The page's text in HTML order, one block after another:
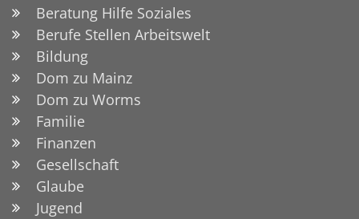
Beratung Hilfe Soziales
Berufe Stellen Arbeitswelt
Bildung
Dom zu Mainz
Dom zu Worms
Familie
Finanzen
Gesellschaft
Glaube
Jugend